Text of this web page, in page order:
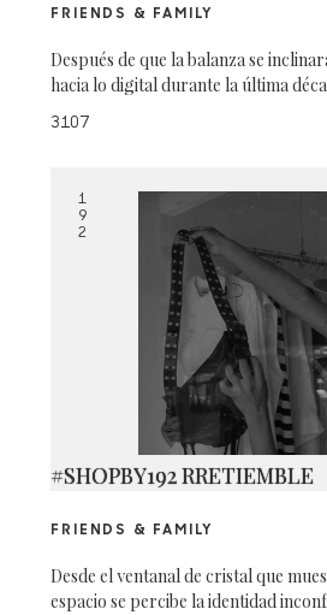
FRIENDS & FAMILY
Después de que la balanza se
hacia lo digital durante la última
3107
1
9
2
#SHOPBY192 RRETIEMBLE
FRIENDS & FAMILY
Desde el ventanal de cristal que
espacio se percibe la identidad